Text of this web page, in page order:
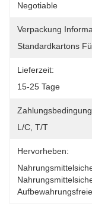
Negotiable
Verpackung
Standardkartons
Lieferzeit:
15-25 Tage
L/C, T/T
Hervorheben: